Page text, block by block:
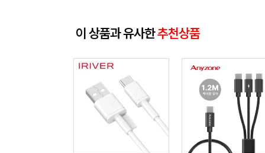
이 상품과 유사한추천상품